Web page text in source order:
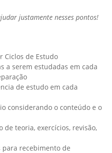
justamente nesses pontos!
Ciclos de Estudo
a serem estudadas em cada
de estudo em cada
considerando o conteúdo e o
de teoria, exercícios, revisão,
para recebimento de